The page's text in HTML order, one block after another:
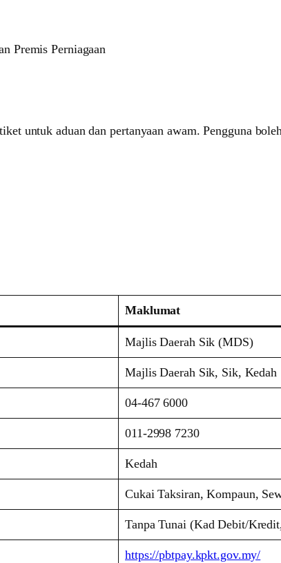
Premis Perniagaan
untuk aduan dan pertanyaan awam. Pengguna
Maklumat
Majlis Daerah Sik (MDS)
Majlis Daerah Sik, Sik, Kedah
04-467 6000
011-2998 7230
Kedah
Cukai Taksiran, Kompaun,
Tanpa Tunai (Kad Debit/
https://pbtpay.kpkt.gov.my/